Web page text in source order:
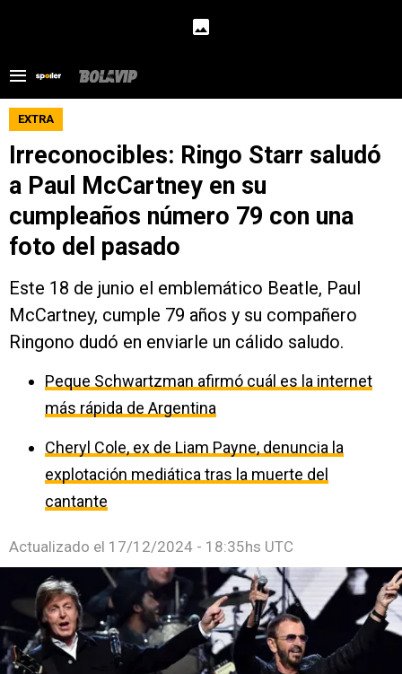
EXTRA
Irreconocibles: Ringo Starr saludó
a Paul McCartney en su
cumpleaños número 79 con una
foto del pasado
Este 18 de junio el emblemático Beatle, Paul
McCartney, cumple 79 años y su compañero
Ringono dudó en enviarle un cálido saludo.
Peque Schwartzman afirmó cuál es la internet
más rápida de Argentina
Cheryl Cole, ex de Liam Payne, denuncia la
explotación mediática tras la muerte del
cantante
Actualizado el 17/12/2024 - 18:35hs UTC